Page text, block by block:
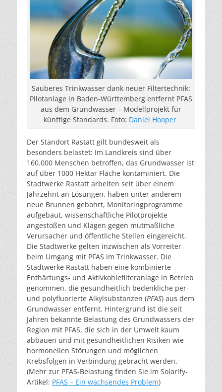
Sauberes Trinkwasser dank neuer Filtertechnik:
Pilotanlage in Baden-Württemberg entfernt PFAS
aus dem Grundwasser – Modellprojekt für
künftige Standards. Foto: Daniel Hooper
Der Standort Rastatt gilt bundesweit als
besonders belastet: Im Landkreis sind über
160.000 Menschen betroffen, das Grundwasser ist
auf über 1000 Hektar Fläche kontaminiert. Die
Stadtwerke Rastatt arbeiten seit über einem
Jahrzehnt an Lösungen, haben unter anderem
neue Brunnen gebohrt, Monitoringprogramme
aufgebaut, wissenschaftliche Pilotprojekte
angestoßen und Klagen gegen mutmaßliche
Verursacher und öffentliche Stellen eingereicht.
Die Stadtwerke gelten inzwischen als Vorreiter
beim Umgang mit PFAS im Trinkwasser. Die
Stadtwerke Rastatt haben eine kombinierte
Enthärtungs- und Aktivkohlefilteranlage in Betrieb
genommen, die gesundheitlich bedenkliche per-
und polyfluorierte Alkylsubstanzen (PFAS) aus dem
Grundwasser entfernt. Hintergrund ist die seit
Jahren bekannte Belastung des Grundwassers der
Region mit PFAS, die sich in der Umwelt kaum
abbauen und mit gesundheitlichen Risiken wie
hormonellen Störungen und möglichen
Krebsfolgen in Verbindung gebracht werden.
(Mehr zur PFAS-Belastung finden Sie im Solarify-
Artikel: PFAS – Ein wachsendes Problem)